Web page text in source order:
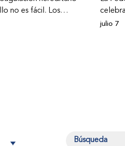
no es fácil. Los
cuando el
(FMH) y su
salvo su vida.
de su
julio 7